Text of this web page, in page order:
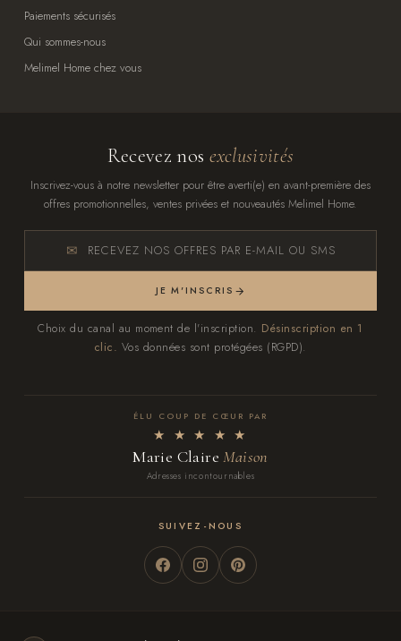
Paiements sécurisés
Qui sommes-nous
Melimel Home chez vous
Recevez nos exclusivités
Inscrivez-vous à notre newsletter pour être averti(e) en avant-première des
offres promotionnelles, ventes privées et nouveautés Melimel Home.
RECEVEZ NOS OFFRES PAR E-MAIL OU SMS
JE M'INSCRIS
Choix du canal au moment de l'inscription. Désinscription en 1
clic. Vos données sont protégées (RGPD).
ÉLU COUP DE CŒUR PAR
★ ★ ★ ★ ★
Marie ClaireMaison
Adresses incontournables
SUIVEZ-NOUS